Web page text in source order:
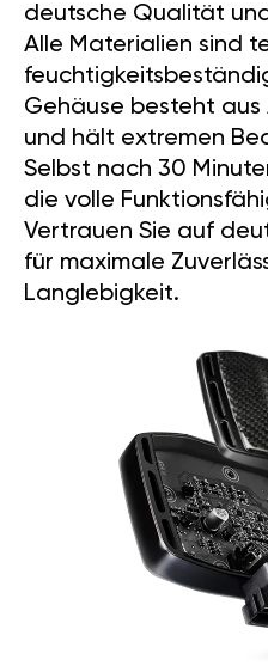
deutsche Qualität
Alle Materialien sind
Gehäuse besteht aus
und hält extremen
Selbst nach 30
die volle
Vertrauen Sie auf
für maximale
Langlebigkeit.